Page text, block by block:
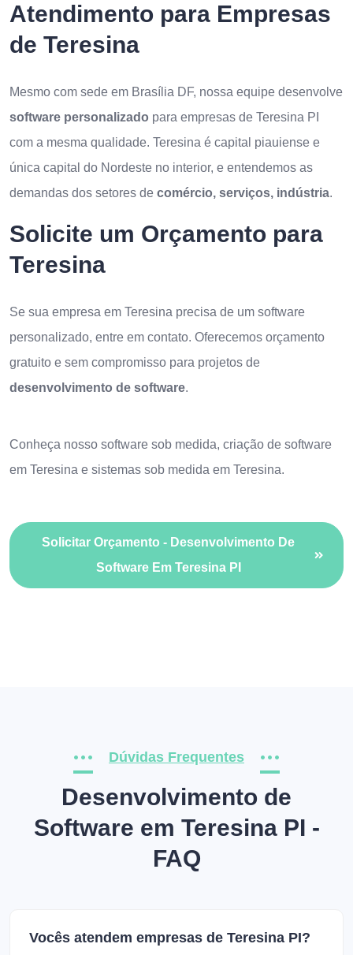
Atendimento para Empresas
de Teresina
Mesmo com sede em Brasília DF, nossa equipe desenvolve
software personalizado para empresas de Teresina PI
com a mesma qualidade. Teresina é capital piauiense e
única capital do Nordeste no interior, e entendemos as
demandas dos setores de comércio, serviços, indústria.
Solicite um Orçamento para
Teresina
Se sua empresa em Teresina precisa de um software
personalizado, entre em contato. Oferecemos orçamento
gratuito e sem compromisso para projetos de
desenvolvimento de software.
Conheça nosso software sob medida, criação de software
em Teresina e sistemas sob medida em Teresina.
Solicitar Orçamento - Desenvolvimento De
Software Em Teresina PI
Dúvidas Frequentes
Desenvolvimento de
Software em Teresina PI -
FAQ
Vocês atendem empresas de Teresina PI?